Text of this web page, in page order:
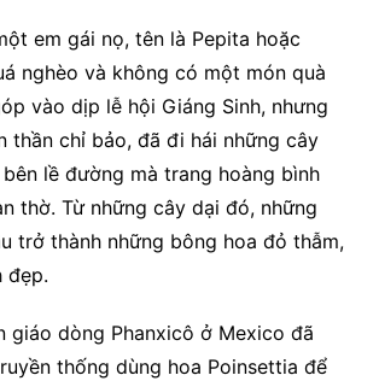
em gái nọ, tên là Pepita hoặc
nghèo và không có một món quà
vào dịp lễ hội Giáng Sinh, nhưng
thần chỉ bảo, đã đi hái những cây
lề đường mà trang hoàng bình
thờ. Từ những cây dại đó, những
trở thành những bông hoa đỏ thẫm,
đẹp.
giáo dòng Phanxicô ở Mexico đã
thống dùng hoa Poinsettia để